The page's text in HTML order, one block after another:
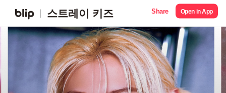
스트레이 키즈 Share Open in App